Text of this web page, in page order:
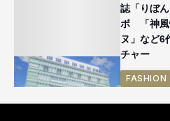
誌「りぼ
ボ 「神風
ヌ」など6
チャー
FASHION